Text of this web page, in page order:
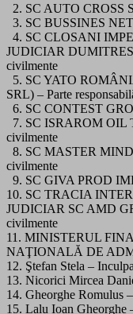
2. SC AUTO CROSS
3. SC BUSSINES
4. SC CLOSANI
JUDICIAR
civilmente
5. SC YATO
SRL) – Parte
6. SC CONTEST
7. SC ISRAROM OIL
civilmente
8. SC MASTER
civilmente
9. SC GIVA PROD
10. SC TRACIA
JUDICIAR SC AMD
civilmente
11. MINISTERUL
NAŢIONALĂ DE
12. Ştefan Stela –
13. Nicorici Mircea
14. Gheorghe Romulus
15. Lalu Ioan Gheorghe